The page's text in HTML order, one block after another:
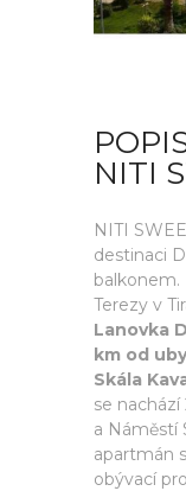
NITI
NITI
destinaci
Terezy v
Lanovka
km od
Skála
se
a Náměstí
apartmán
obývací